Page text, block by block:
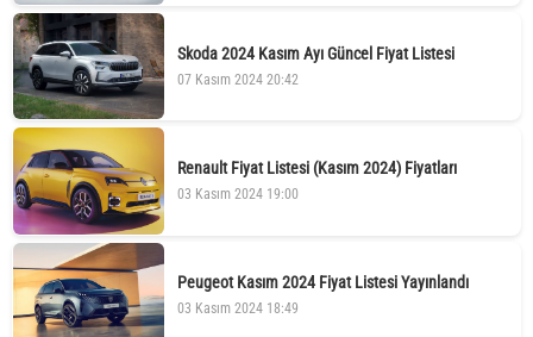
Skoda 2024 Kasım Ayı Güncel Fiyat Listesi
07 Kasım 2024 20:42
Renault Fiyat Listesi (Kasım 2024) Fiyatları
03 Kasım 2024 19:00
Peugeot Kasım 2024 Fiyat Listesi Yayınlandı
03 Kasım 2024 18:49